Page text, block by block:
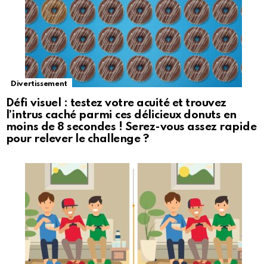
Divertissement
Défi visuel : testez votre acuité et trouvez
l’intrus caché parmi ces délicieux donuts en
moins de 8 secondes ! Serez-vous assez rapide
pour relever le challenge ?